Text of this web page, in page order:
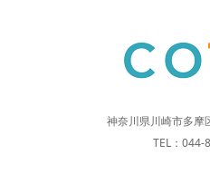
神奈川県川崎市多摩
TEL：044-